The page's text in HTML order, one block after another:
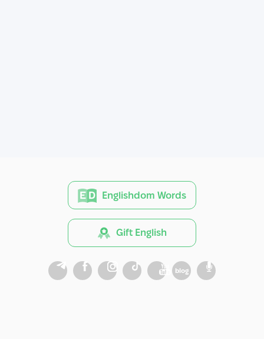
Englishdom Words
Gift English
blog